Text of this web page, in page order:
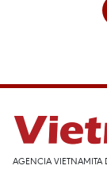
AGENCIA VIETNAMITA